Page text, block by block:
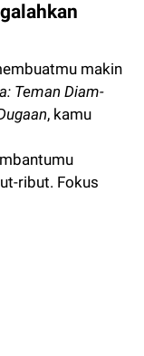
makin
Teman Diam-
, kamu
ribut. Fokus